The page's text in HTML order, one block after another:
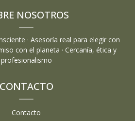
NOSOTROS
· Asesoría real para elegir con
con el planeta · Cercanía, ética y
profesionalismo
CONTACTO
Contacto